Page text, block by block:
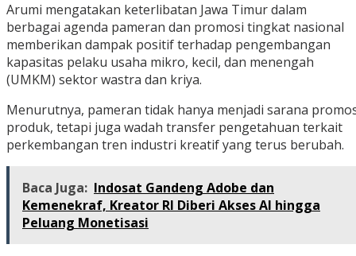
Arumi mengatakan keterlibatan Jawa Timur dalam
berbagai agenda pameran dan promosi tingkat nasional
memberikan dampak positif terhadap pengembangan
kapasitas pelaku usaha mikro, kecil, dan menengah
(UMKM) sektor wastra dan kriya.
Menurutnya, pameran tidak hanya menjadi sarana
produk, tetapi juga wadah transfer pengetahuan terkait
perkembangan tren industri kreatif yang terus berubah.
Baca Juga: Indosat Gandeng Adobe dan
Kemenekraf, Kreator RI Diberi Akses AI hingga
Peluang Monetisasi